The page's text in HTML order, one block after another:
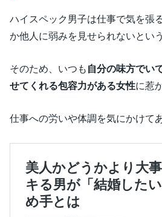
ハイスペック男子は仕事で気を張
か他人に弱みを見せられないとい
そのため、いつも 自分の味方でい
せてくれる包容力がある女性に惹
仕事への労いや体調を気にかけて